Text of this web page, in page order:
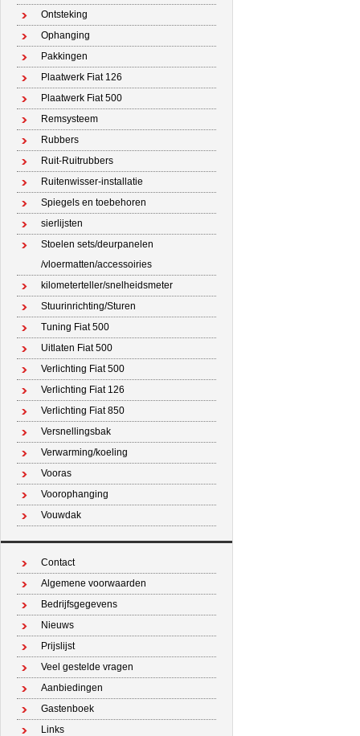
Ontsteking
Ophanging
Pakkingen
Plaatwerk Fiat 126
Plaatwerk Fiat 500
Remsysteem
Rubbers
Ruit-Ruitrubbers
Ruitenwisser-installatie
Spiegels en toebehoren
sierlijsten
Stoelen sets/deurpanelen
/vloermatten/accessoiries
kilometerteller/snelheidsmeter
Stuurinrichting/Sturen
Tuning Fiat 500
Uitlaten Fiat 500
Verlichting Fiat 500
Verlichting Fiat 126
Verlichting Fiat 850
Versnellingsbak
Verwarming/koeling
Vooras
Voorophanging
Vouwdak
Contact
Algemene voorwaarden
Bedrijfsgegevens
Nieuws
Prijslijst
Veel gestelde vragen
Aanbiedingen
Gastenboek
Links